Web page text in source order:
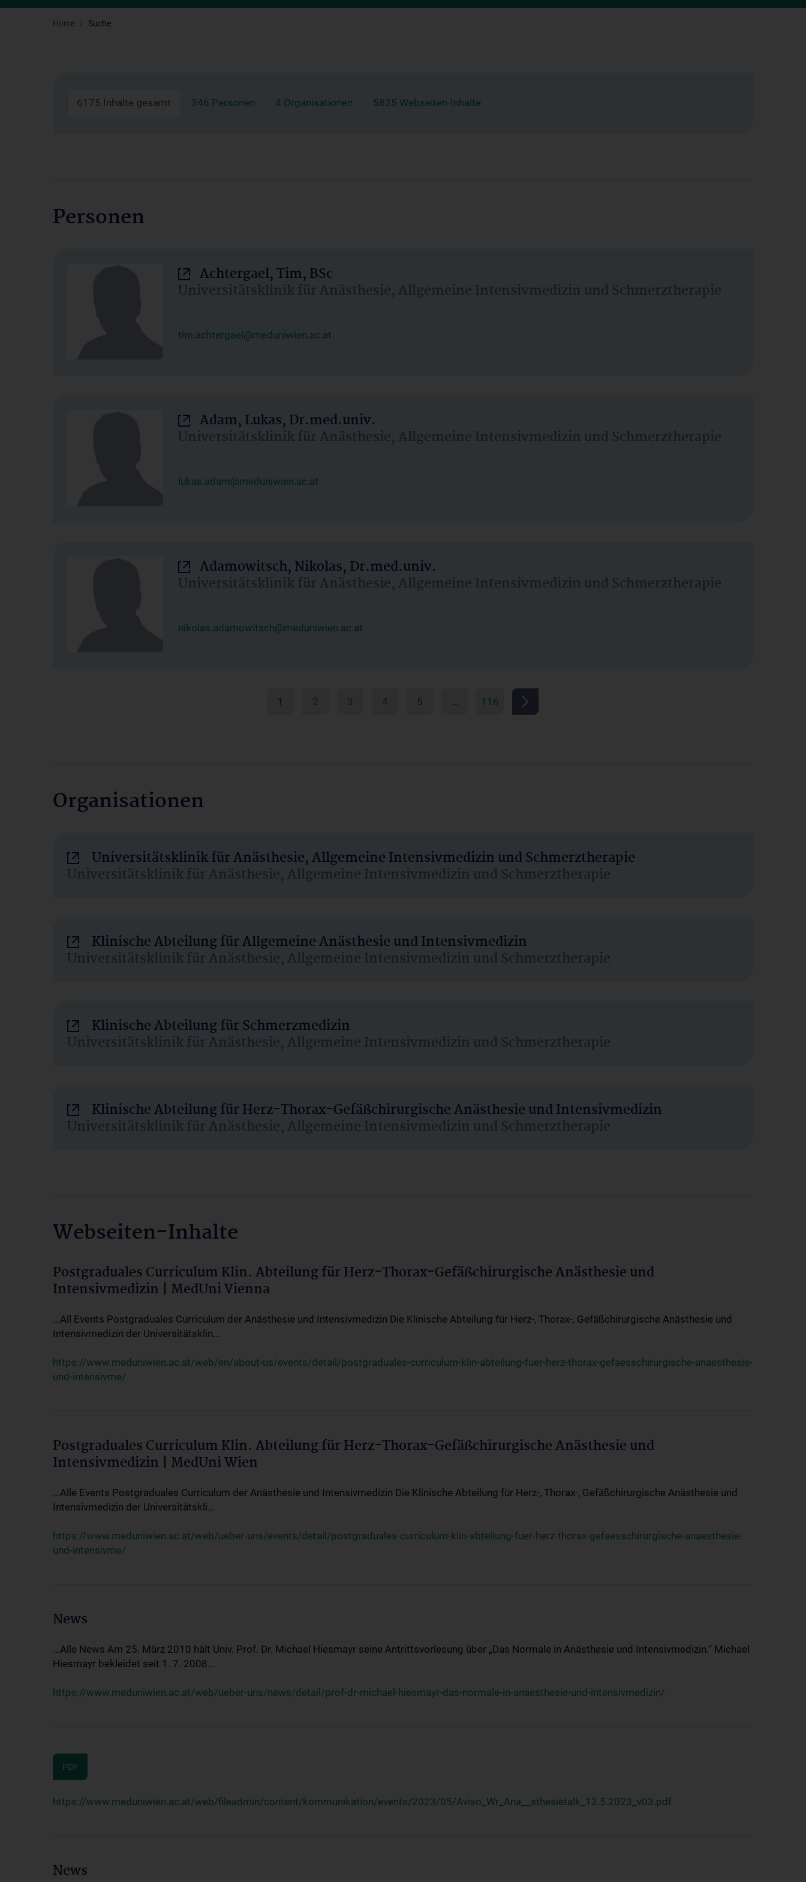
Home Suche
6175 Inhalte gesamt 346 Personen 4 Organisationen 5825 Webseiten-Inhalte
Personen
Achtergael, Tim, BSc
Universitätsklinik für Anästhesie, Allgemeine Intensivmedizin und Schmerztherapie
tim.achtergael@meduniwien.ac.at
Adam, Lukas, Dr.med.univ.
Universitätsklinik für Anästhesie, Allgemeine Intensivmedizin und Schmerztherapie
lukas.adam@meduniwien.ac.at
Adamowitsch, Nikolas, Dr.med.univ.
Universitätsklinik für Anästhesie, Allgemeine Intensivmedizin und Schmerztherapie
nikolas.adamowitsch@meduniwien.ac.at
1 2 3 4 5 … 116
Organisationen
Universitätsklinik für Anästhesie, Allgemeine Intensivmedizin und Schmerztherapie
Universitätsklinik für Anästhesie, Allgemeine Intensivmedizin und Schmerztherapie
Klinische Abteilung für Allgemeine Anästhesie und Intensivmedizin
Universitätsklinik für Anästhesie, Allgemeine Intensivmedizin und Schmerztherapie
Klinische Abteilung für Schmerzmedizin
Universitätsklinik für Anästhesie, Allgemeine Intensivmedizin und Schmerztherapie
Klinische Abteilung für Herz-Thorax-Gefäßchirurgische Anästhesie und Intensivmedizin
Universitätsklinik für Anästhesie, Allgemeine Intensivmedizin und Schmerztherapie
Webseiten-Inhalte
Postgraduales Curriculum Klin. Abteilung für Herz-Thorax-Gefäßchirurgische Anästhesie und
Intensivmedizin | MedUni Vienna
...All Events Postgraduales Curriculum der Anästhesie und Intensivmedizin Die Klinische Abteilung für Herz-, Thorax-, Gefäßchirurgische Anästhesie und
Intensivmedizin der Universitätsklin...
https://www.meduniwien.ac.at/web/en/about-us/events/detail/postgraduales-curriculum-klin-abteilung-fuer-herz-thorax-gefaesschirurgische-anaesthesie-
und-intensivme/
Postgraduales Curriculum Klin. Abteilung für Herz-Thorax-Gefäßchirurgische Anästhesie und
Intensivmedizin | MedUni Wien
...Alle Events Postgraduales Curriculum der Anästhesie und Intensivmedizin Die Klinische Abteilung für Herz-, Thorax-, Gefäßchirurgische Anästhesie und
Intensivmedizin der Universitätskli...
https://www.meduniwien.ac.at/web/ueber-uns/events/detail/postgraduales-curriculum-klin-abteilung-fuer-herz-thorax-gefaesschirurgische-anaesthesie-
und-intensivme/
News
...Alle News Am 25. März 2010 hält Univ. Prof. Dr. Michael Hiesmayr seine Antrittsvorlesung über „Das Normale in Anästhesie und Intensivmedizin.“ Michael
Hiesmayr bekleidet seit 1. 7. 2008...
https://www.meduniwien.ac.at/web/ueber-uns/news/detail/prof-dr-michael-hiesmayr-das-normale-in-anaesthesie-und-intensivmedizin/
PDF
https://www.meduniwien.ac.at/web/fileadmin/content/kommunikation/events/2023/05/Aviso_Wr_Ana__sthesietalk_12.5.2023_v03.pdf
News